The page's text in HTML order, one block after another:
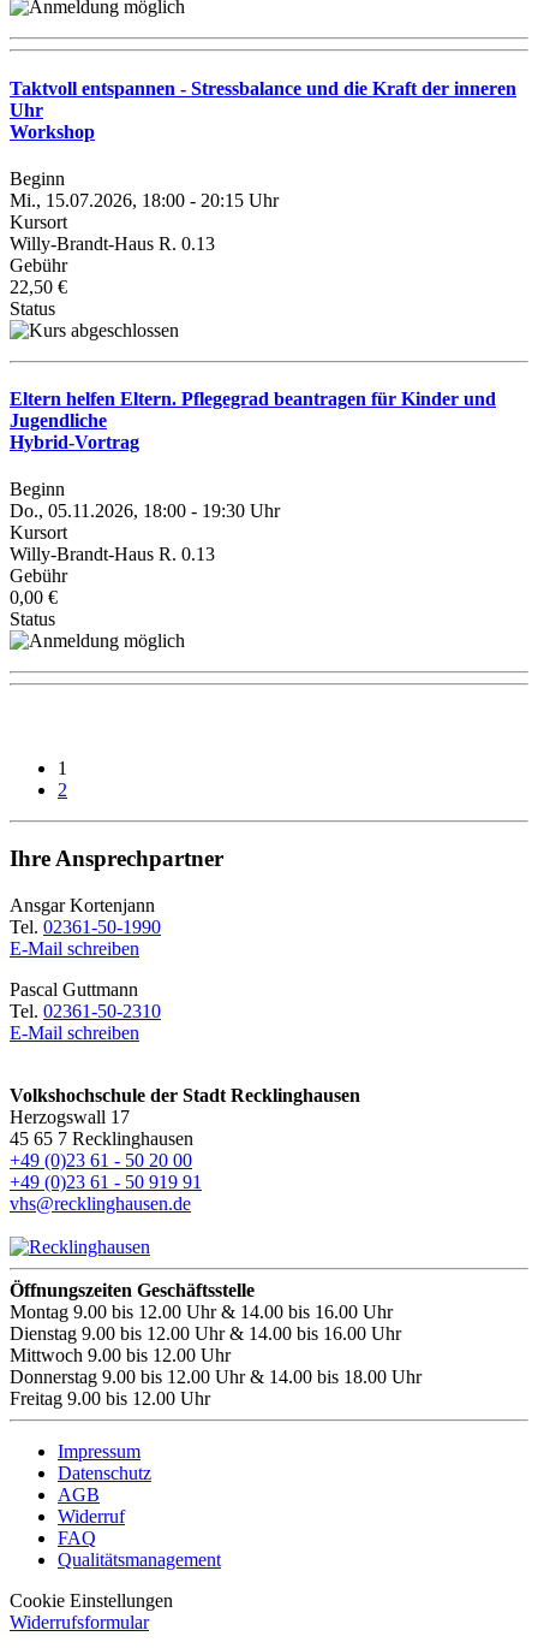
Taktvoll entspannen - Stressbalance und die Kraft der inneren
Uhr
Workshop
Beginn
Mi., 15.07.2026, 18:00 - 20:15 Uhr
Kursort
Willy-Brandt-Haus R. 0.13
Gebühr
22,50 €
Status
Eltern helfen Eltern. Pflegegrad beantragen für Kinder und
Jugendliche
Hybrid-Vortrag
Beginn
Do., 05.11.2026, 18:00 - 19:30 Uhr
Kursort
Willy-Brandt-Haus R. 0.13
Gebühr
0,00 €
Status
1
2
Ihre Ansprechpartner
Ansgar Kortenjann
Tel. 02361-50-1990
E-Mail schreiben
Pascal Guttmann
Tel. 02361-50-2310
E-Mail schreiben
Volkshochschule der Stadt Recklinghausen
Herzogswall 17
45 65 7 Recklinghausen
+49 (0)23 61 - 50 20 00
+49 (0)23 61 - 50 919 91
vhs@recklinghausen.de
Öffnungszeiten Geschäftsstelle
Montag 9.00 bis 12.00 Uhr & 14.00 bis 16.00 Uhr
Dienstag 9.00 bis 12.00 Uhr & 14.00 bis 16.00 Uhr
Mittwoch 9.00 bis 12.00 Uhr
Donnerstag 9.00 bis 12.00 Uhr & 14.00 bis 18.00 Uhr
Freitag 9.00 bis 12.00 Uhr
Impressum
Datenschutz
AGB
Widerruf
FAQ
Qualitätsmanagement
Cookie Einstellungen
Widerrufsformular